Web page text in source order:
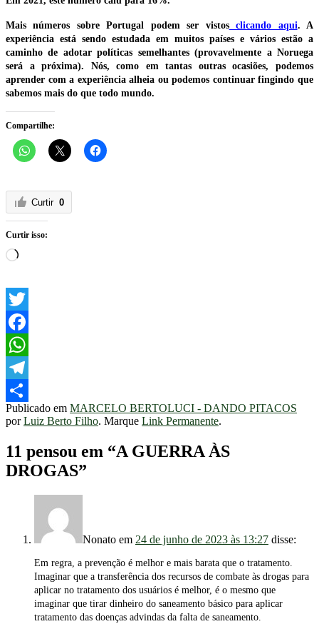
Mais números sobre Portugal podem ser vistosclicando aqui. A
experiência está sendo estudada em muitos países e vários estão a
caminho de adotar políticas semelhantes (provavelmente a Noruega
será a próxima). Nós, como em tantas outras ocasiões, podemos
aprender com a experiência alheia ou podemos continuar fingindo que
sabemos mais do que todo mundo.
Compartilhe:
Curtir 0
Curtir isso:
Carregando...
Twitter
Facebook
WhatsApp
Telegram
Share
Publicado em MARCELO BERTOLUCI - DANDO PITACOS
porLuiz Berto Filho. Marque Link Permanente.
11 pensou em “A GUERRA ÀS
DROGAS”
Nonato em 24 de junho de 2023 às 13:27 disse:
Em regra, a prevenção é melhor e mais barata que o tratamento.
Imaginar que a transferência dos recursos de combate às drogas para
aplicar no tratamento dos usuários é melhor, é o mesmo que
imaginar que tirar dinheiro do saneamento básico para aplicar
tratamento das doenças advindas da falta de saneamento.